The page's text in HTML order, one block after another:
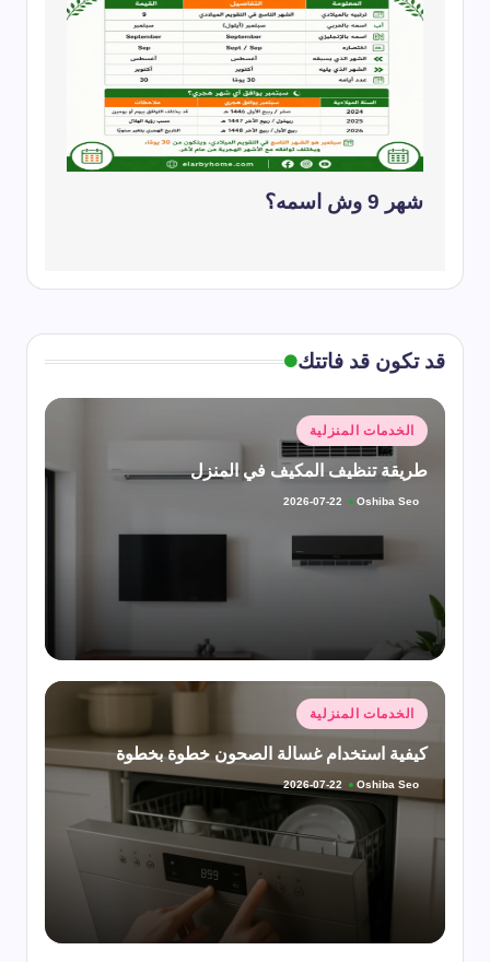
شهر 9 وش اسمه؟
قد تكون قد فاتتك
نُشر
في
الخدمات المنزلية
طريقة تنظيف المكيف في المنزل
تمّ
Oshiba Seo
2026-07-22
نُشرالخدمات المنزلية
كيفية استخدام غسالة الصحون خطوة بخطوة
تمّ
النشر
Oshiba Seo
2026-07-22